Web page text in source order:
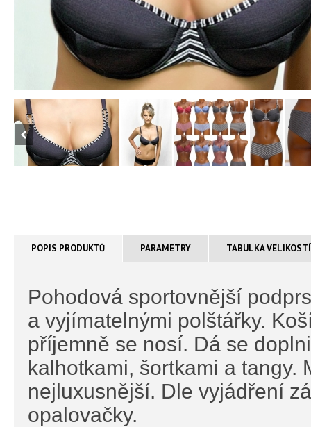
POPIS PRODUKTŮ PARAMETRY TABULKA
Pohodová sportovnější
a vyjímatelnými polštářky.
příjemně se nosí. Dá se
kalhotkami, šortkami a tangy.
nejluxusnější. Dle vyjádření
opalovačky.